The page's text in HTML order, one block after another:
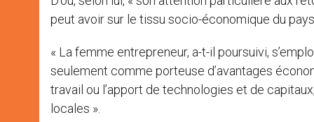
peut avoir sur le tissu socio-économique du
« La femme entrepreneur, a-t-il poursuivi,
seulement comme porteuse d’avantages
travail ou l’apport de technologies et de
locales ».